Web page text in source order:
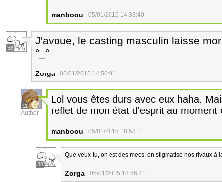
manboou 05/01/2015 14:33:40
38
J'avoue, le casting masculin laisse
°_°
Zorga 05/01/2015 14:50:01
11
Author
Lol vous êtes durs avec eux haha.
reflet de mon état d'esprit au moment
manboou 05/01/2015 18:53:11
38
Que veux-tu, on est des mecs, on stigmatise nos rivaux à
Zorga 05/01/2015 18:56:41